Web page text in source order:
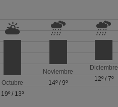
Octubre
19º / 13º
Noviembre
14º /9º
Diciembre
12º/ 7º